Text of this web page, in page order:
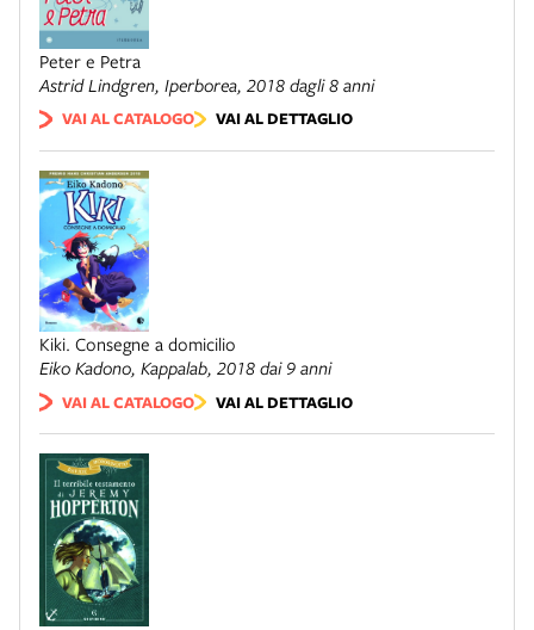
Peter e Petra
Astrid Lindgren, Iperborea, 2018 dagli 8 anni
VAI AL CATALOGO VAI AL DETTAGLIO
Kiki. Consegne a domicilio
Eiko Kadono, Kappalab, 2018 dai 9 anni
VAI AL CATALOGO VAI AL DETTAGLIO